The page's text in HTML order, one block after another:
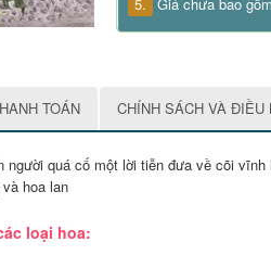
TOÁN CHÍNH SÁCH VÀ ĐIỀU
người quá cố một lời tiễn đưa về cõi
hoa lan
loại hoa: